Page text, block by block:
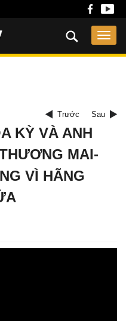
Trước Sau
KỲ VÀ ANH
MAI-
VÌ HÃNG